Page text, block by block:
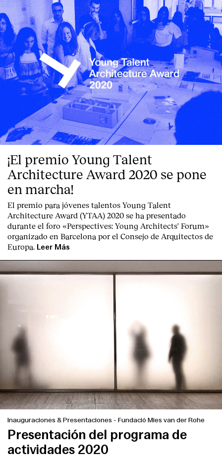
¡El premio Young Talent
Architecture Award 2020 se pone
en marcha!
El premio para jóvenes talentos Young Talent
Architecture Award (YTAA) 2020 se ha presentado
durante el foro «Perspectives: Young Architects' Forum»
organizado en Barcelona por el Consejo de Arquitectos de
Europa. Leer Más
Inauguraciones & Presentaciones - Fundació Mies van der Rohe
Presentación del programa de
actividades 2020